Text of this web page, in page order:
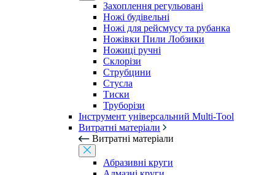
Захоплення регульовані
Ножі будівельні
Ножі для рейсмусу та рубанка
Ножівки Пили Лобзики
Ножиці ручні
Склорізи
Струбцини
Стусла
Тиски
Труборізи
Інструмент універсальний Multi-Tool
Витратні матеріали
Витратні матеріали
Абразивні круги